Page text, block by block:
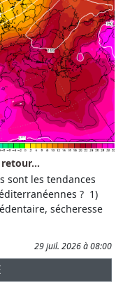
sont les tendances
? 1)
sécheresse
29 juil. 2026 à 08:00